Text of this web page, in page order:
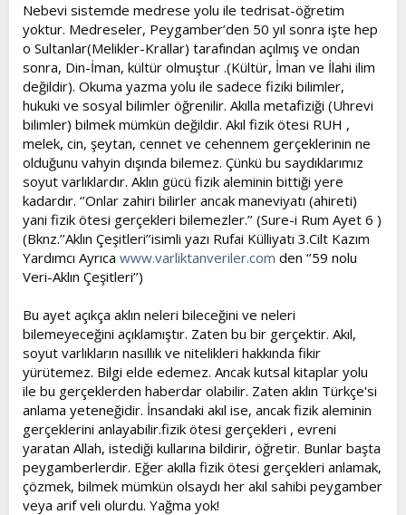
Nebevi sistemde medrese yolu ile tedrisat-öğretim
yoktur. Medreseler, Peygamber’den 50 yıl sonra işte hep
o Sultanlar(Melikler-Krallar) tarafından açılmış ve ondan
sonra, Din-İman, kültür olmuştur .(Kültür, İman ve İlahi ilim
değildir). Okuma yazma yolu ile sadece fiziki bilimler,
hukuki ve sosyal bilimler öğrenilir. Akılla metafiziği (Uhrevi
bilimler) bilmek mümkün değildir. Akıl fizik ötesi RUH ,
melek, cin, şeytan, cennet ve cehennem gerçeklerinin ne
olduğunu vahyin dışında bilemez. Çünkü bu saydıklarımız
soyut varlıklardır. Aklın gücü fizik aleminin bittiği yere
kadardır. ‘’Onlar zahiri bilirler ancak maneviyatı (ahireti)
yani fizik ötesi gerçekleri bilemezler.’’ (Sure-i Rum Ayet 6 )
(Bknz.’’Aklın Çeşitleri’’isimli yazı Rufai Külliyatı 3.Cilt Kazım
Yardımcı Ayrıca www.varliktanveriler.com den ‘’59 nolu
Veri-Aklın Çeşitleri’’)
Bu ayet açıkça aklın neleri bileceğini ve neleri
bilemeyeceğini açıklamıştır. Zaten bu bir gerçektir. Akıl,
soyut varlıkların nasıllık ve nitelikleri hakkında fikir
yürütemez. Bilgi elde edemez. Ancak kutsal kitaplar yolu
ile bu gerçeklerden haberdar olabilir. Zaten aklın Türkçe'si
anlama yeteneğidir. İnsandaki akıl ise, ancak fizik aleminin
gerçeklerini anlayabilir.fizik ötesi gerçekleri , evreni
yaratan Allah, istediği kullarına bildirir, öğretir. Bunlar başta
peygamberlerdir. Eğer akılla fizik ötesi gerçekleri anlamak,
çözmek, bilmek mümkün olsaydı her akıl sahibi peygamber
veya arif veli olurdu. Yağma yok!